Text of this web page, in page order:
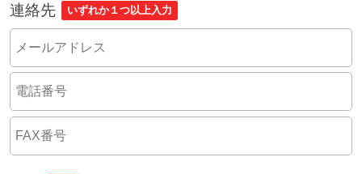
連絡先 いずれか１つ以上入力